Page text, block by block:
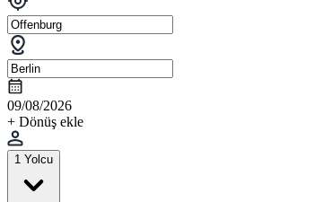
09/08/2026
+ Dönüş ekle
1 Yolcu